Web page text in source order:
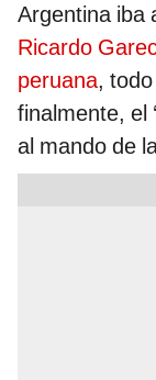
Argentina iba
Ricardo
peruana,
finalmente, el
al mando de